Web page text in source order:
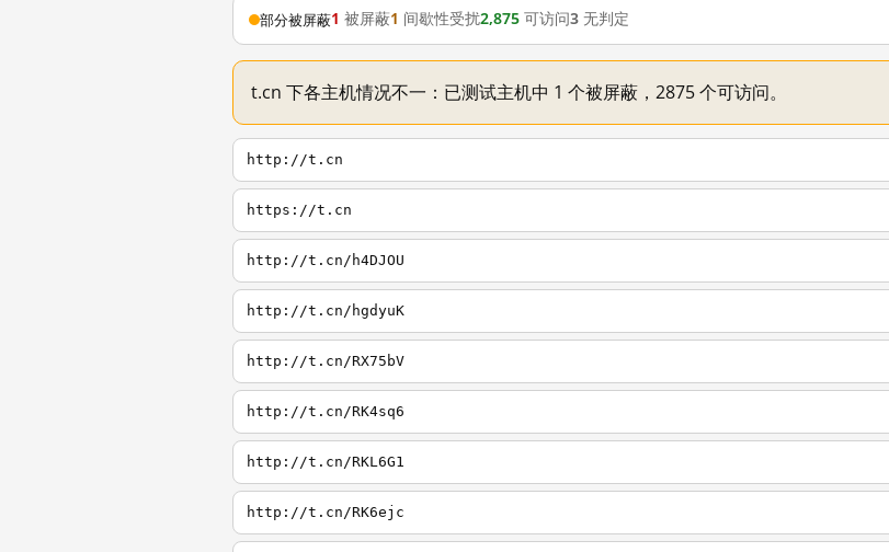
部分被屏蔽1 被屏蔽1 间歇性受扰2,875 可访问3 无判定
t.cn 下各主机情况不一：已测试主机中 1 个被屏蔽，2875 个可访问。
http://t.cn
https://t.cn
http://t.cn/h4DJOU
http://t.cn/hgdyuK
http://t.cn/RX75bV
http://t.cn/RK4sq6
http://t.cn/RKL6G1
http://t.cn/RK6ejc